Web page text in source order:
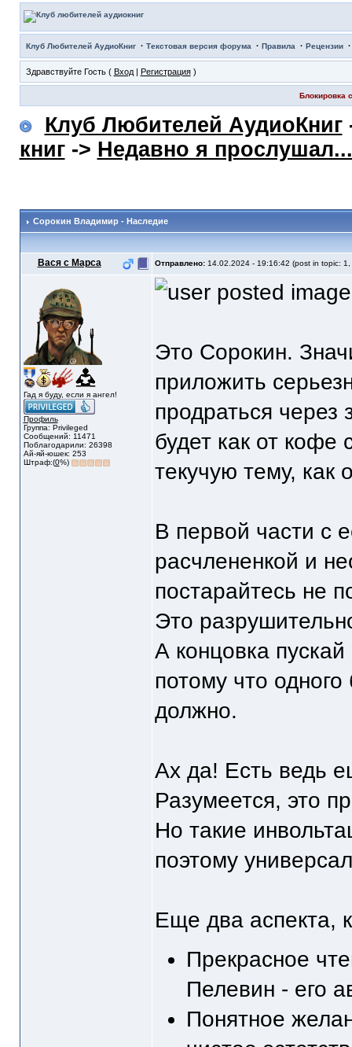
Клуб Любителей АудиоКниг· Текстовая версия форума · Правила · Рецензии
Здравствуйте Гость ( Вход| Регистрация)
Блокировка
Клуб Любителей АудиоКниг
книг-> Недавно я прослушал...
Сорокин Владимир - Наследие
Вася с Марса Отправлено: 14.02.2024 - 19:16:42 (post in topic: 1,
Гад я буду, если я ангел!
Профиль
Группа: Privileged
Сообщений: 11471
Поблагодарили: 26398
Ай-яй-юшек: 253
Штраф:(0%)
Это Сорокин.
приложить
продраться через
будет как от
текучую тему, как
В первой части с
расчлененкой и
постарайтесь не
Это
А концовка
потому что
должно.
Ах да! Есть ведь
Разумеется, это
Но такие
поэтому
Еще два аспекта,
Прекрасное
Пелевин - его
Понятное